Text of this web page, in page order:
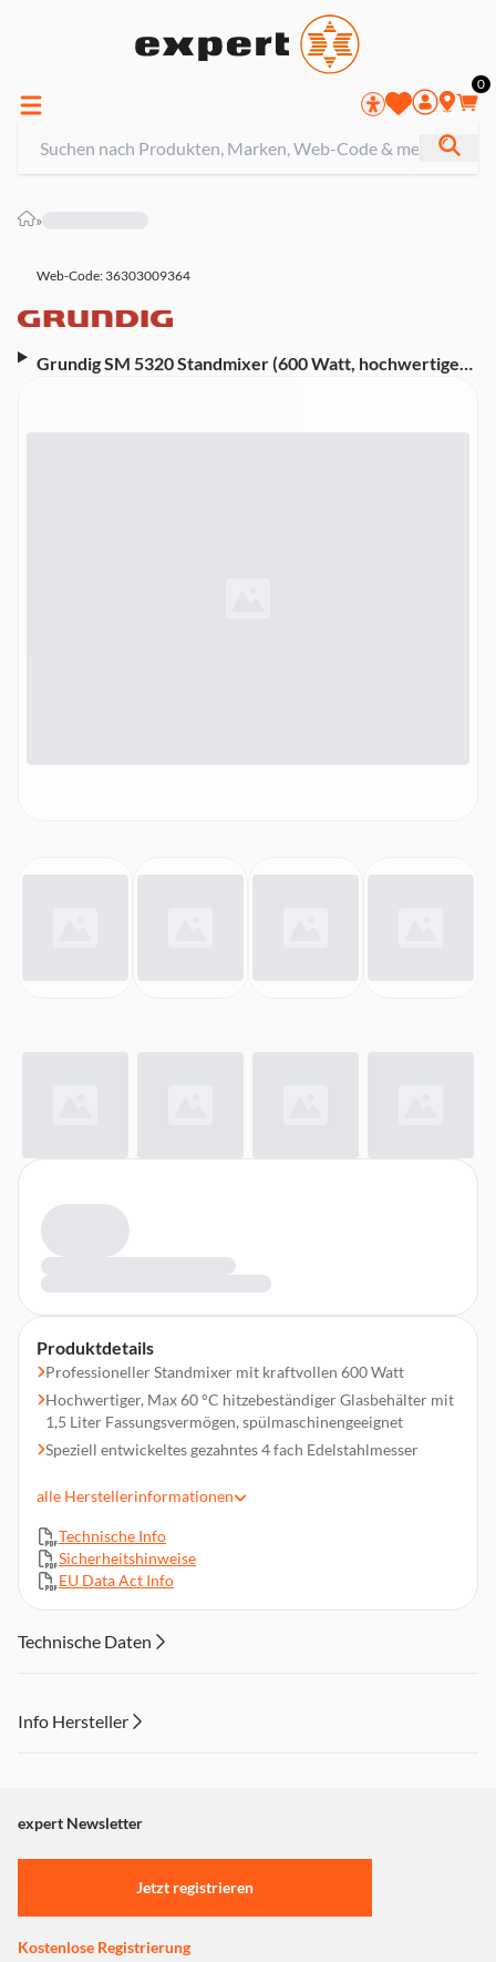
0
»
Web-Code: 36303009364
Grundig SM 5320 Standmixer (600 Watt, hochwertiger
Stufen plus Pulsfunktion, max. 22.000 U/min,
Produktdetails
Professioneller Standmixer mit kraftvollen 600 Watt
Hochwertiger, Max 60 °C hitzebeständiger Glasbehälter mit
1,5 Liter Fassungsvermögen, spülmaschinengeeignet
Speziell entwickeltes gezahntes 4 fach Edelstahlmesser
Handumdrehen
Auch ideal für die Zubereitung von Babynahrung geeignet
Exakte Geschwindigkeitsregulierung in 2 Stufen plus
Pulsfunktion
Leicht entnehmbare Messereinheit zur leichten Reinigung
von Krug und Messereinheit
alle Herstellerinformationen
Technische Info
Sicherheitshinweise
EU Data Act Info
Technische Daten
Info Hersteller
"Marketing".
Einstellungen anpassen
expert Newsletter
Jetzt registrieren
Kostenlose Registrierung